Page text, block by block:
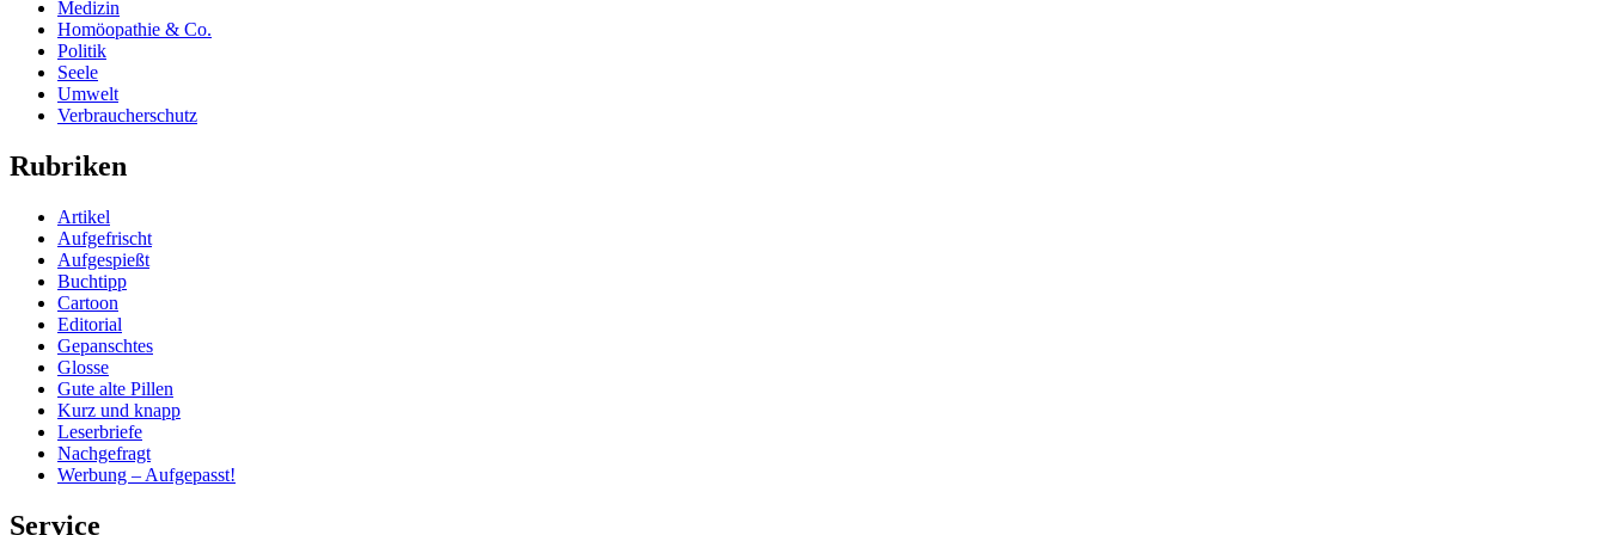
Medizin
Homöopathie & Co.
Politik
Seele
Umwelt
Verbraucherschutz
Rubriken
Artikel
Aufgefrischt
Aufgespießt
Buchtipp
Cartoon
Editorial
Gepanschtes
Glosse
Gute alte Pillen
Kurz und knapp
Leserbriefe
Nachgefragt
Werbung – Aufgepasst!
Service